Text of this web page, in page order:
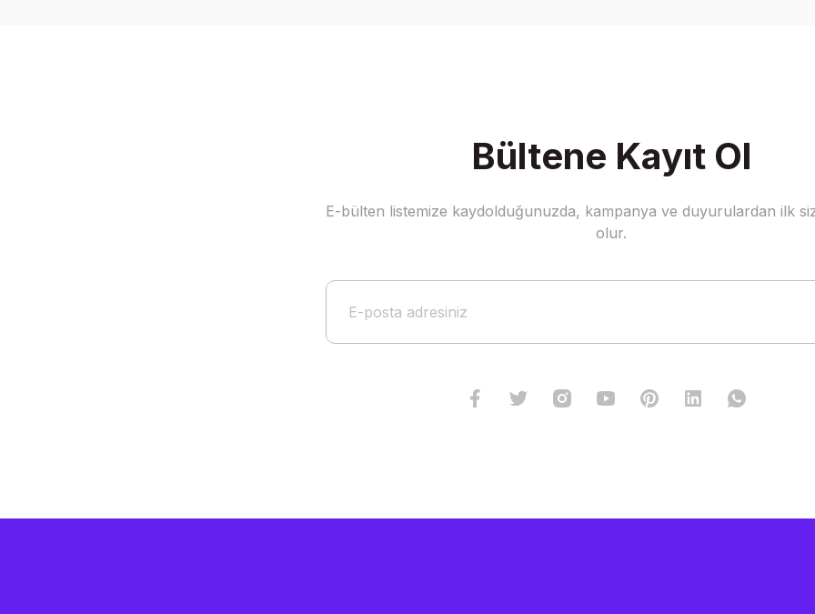
Bültene Kayıt Ol
E-bülten listemize kaydolduğunuzda, kampanya ve duyurulardan ilk
olur.